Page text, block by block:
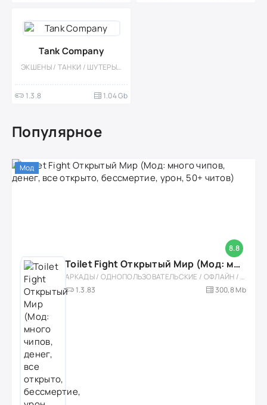
Tank Company
ЭКШЕНЫ / ТАНКИ / ШУТЕРЫ / МНОГОПОЛЬЗОВАТЕЛЬСКАЯ / СОРЕВНОВАТЕЛЬНАЯ / ГОНОЧНЫЙ ШУТЕР / РЕАЛИЗМ / КАЗУАЛЬНЫЕ / БОЛЬШАЯ / 3D
1.3.8 1.04 Gb
Популярное
8.8
Мод
Toilet Fight Открытый Мир (Мод: много чипов, денег, все открыто, бессмертие, урон, 50+ читов)
АРКАДЫ / ОДНОПОЛЬЗОВАТЕЛЬСКИЕ / ОФЛАЙН / МОД / РОЛЕВЫЕ / ШУТЕРЫ / ОТКРЫТЫЙ МИР / ВСТРОЕННЫЙ КЕШ / 3D / ЭКШЕНЫ / ТУАЛЕТНЫЕ ВОЙНЫ / ДЛЯ ДЕТЕЙ
1.3.83
300,8 Mb